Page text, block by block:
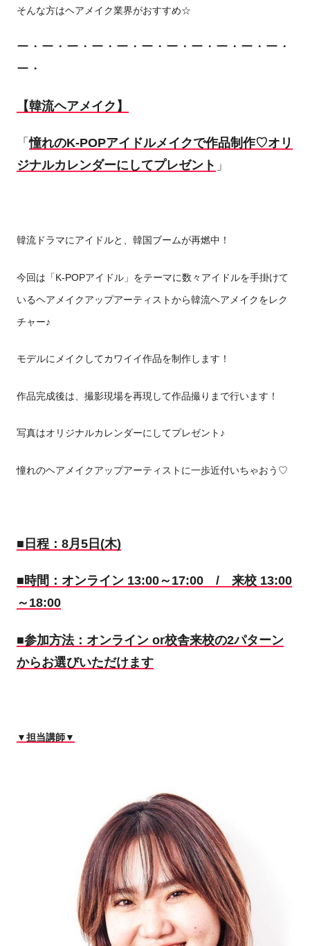
そんな方はヘアメイク業界がおすすめ☆
ー・ー・ー・ー・ー・ー・ー・ー・ー・ー・ー・
ー・
【韓流ヘアメイク】
「憧れのK-POPアイドルメイクで作品制作♡オリ
ジナルカレンダーにしてプレゼント 」
韓流ドラマにアイドルと、韓国ブームが再燃中！
今回は「K-POPアイドル」をテーマに数々アイドルを手掛けて
いるヘアメイクアップアーティストから韓流ヘアメイクをレク
チャー♪
モデルにメイクしてカワイイ作品を制作します！
作品完成後は、撮影現場を再現して作品撮りまで行います！
写真はオリジナルカレンダーにしてプレゼント♪
憧れのヘアメイクアップアーティストに一歩近付いちゃおう♡
■日程：8月5日(木)
■時間：オンライン 13:00～17:00 / 来校 13:00
～18:00
■参加方法：オンライン or校舎来校の2パターン
からお選びいただけます
▼担当講師▼